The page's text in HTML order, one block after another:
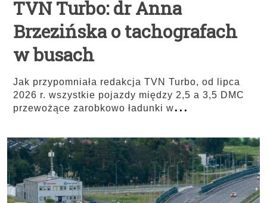
TVN Turbo: dr Anna
Brzezińska o tachografach
w busach
Jak przypomniała redakcja TVN Turbo, od lipca
2026 r. wszystkie pojazdy między 2,5 a 3,5 DMC
przewożące zarobkowo ładunki w...